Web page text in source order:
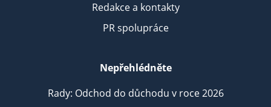
Redakce a kontakty
PR spolupráce
Nepřehlédněte
Rady: Odchod do důchodu v roce 2026